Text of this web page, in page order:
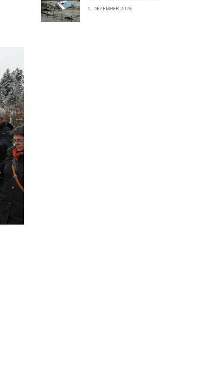
1. DEZEMBER 2026